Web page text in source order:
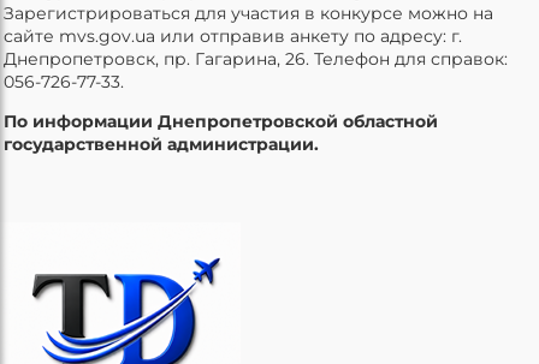
Зарегистрироваться для участия в конкурсе можно на
сайте mvs.gov.ua или отправив анкету по адресу: г.
Днепропетровск, пр. Гагарина, 26. Телефон для справок:
056-726-77-33.
По информации Днепропетровской областной
государственной администрации.